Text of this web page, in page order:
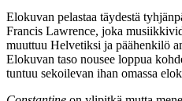
Elokuvan pelastaa täydestä
Francis Lawrence, joka
muuttuu Helvetiksi ja päähenkilö
Elokuvan taso nousee loppua
tuntuu sekoilevan ihan omassa